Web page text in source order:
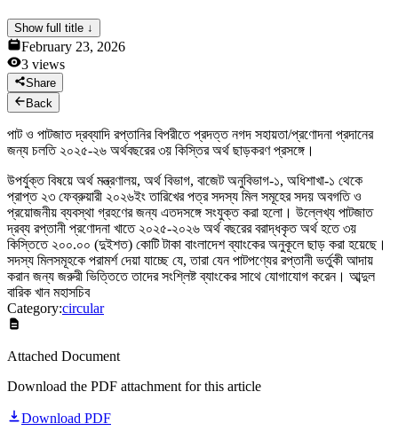
Show full title ↓
February 23, 2026
3 views
Share
Back
পাট ও পাটজাত দ্রব্যাদি রপ্তানির বিপরীতে প্রদত্ত নগদ সহায়তা/প্রণোদনা প্রদানের
জন্য চলতি ২০২৫-২৬ অর্থবছরের ৩য় কিস্তির অর্থ ছাড়করণ প্রসঙ্গে।
উপর্যুক্ত বিষয়ে অর্থ মন্ত্রণালয়, অর্থ বিভাগ, বাজেট অনুবিভাগ-১, অধিশাখা-১ থেকে
প্রাপ্ত ২৩ ফেব্রুয়ারী ২০২৬ইং তারিখের পত্র সদস্য মিল সমূহের সদয় অবগতি ও
প্রয়োজনীয় ব্যবস্থা গ্রহণের জন্য এতদসঙ্গে সংযুক্ত করা হলো। উল্লেখ্য পাটজাত
দ্রব্য রপ্তানী প্রণোদনা খাতে ২০২৫-২০২৬ অর্থ বছরের বরাদ্ধকৃত অর্থ হতে ৩য়
কিস্তিতে ২০০.০০ (দুইশত) কোটি টাকা বাংলাদেশ ব্যাংকের অনুকূলে ছাড় করা হয়েছে।
সদস্য মিলসমূহকে পরামর্শ দেয়া যাচ্ছে যে, তারা যেন পাটপণ্যের রপ্তানী ভর্তুকী আদায়
করান জন্য জরুরী ভিত্তিতে তাদের সংশ্লিষ্ট ব্যাংকের সাথে যোগাযোগ করেন। আব্দুল
বারিক খান মহাসচিব
Category:circular
Attached Document
Download the PDF attachment for this article
Download PDF